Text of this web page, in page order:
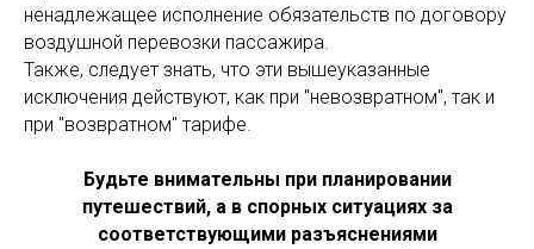
ненадлежащее исполнение обязательств по договору
воздушной перевозки пассажира.
Также, следует знать, что эти вышеуказанные
исключения действуют, как при "невозвратном", так и
при "возвратном" тарифе.
Будьте внимательны при планировании
путешествий, а в спорных ситуациях за
соответствующими разъяснениями